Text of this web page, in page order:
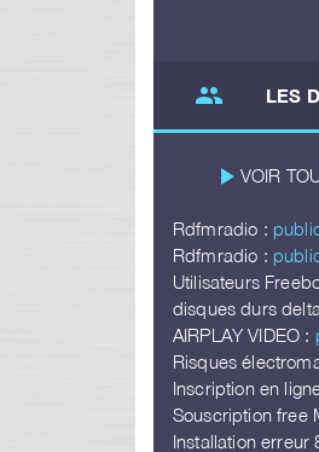
group LES
play_arrow VOIR
Rdfmradio :
Rdfmradio :
Utilisateurs
disques durs
AIRPLAY VIDEO :
Risques
Inscription en
Souscription free
Installation erreur